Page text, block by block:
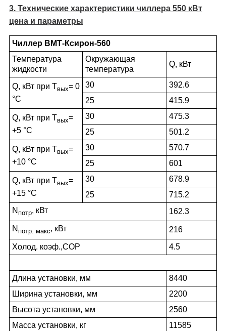
3. Технические характеристики чиллера 550 кВт
цена и параметры
Чиллер ВМТ-Ксирон-560
Температура
жидкости
Окружающая
температура
Q, кВт
Q, кВт при Твых= 0
°С
30
392.6
25
415.9
Q, кВт при Твых=
+5 °С
30
475.3
25
501.2
Q, кВт при Твых=
+10 °С
30
570.7
25
601
Q, кВт при Твых=
+15 °С
30
678.9
25
715.2
N потр, кВт
162.3
N потр. макс, кВт
216
Холод. коэф.,COP
4.5
Длина установки, мм
8440
Ширина установки, мм
2200
Высота установки, мм
2560
Масса установки, кг
11585